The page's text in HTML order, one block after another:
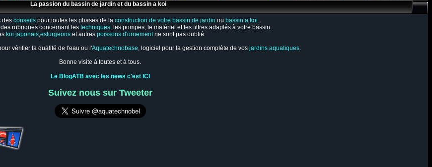
La passion du bassin de jardin et du bassin a koi
des conseilspour toutes les phases de la construction de votre bassin de jardin ou bassin a koi.
rubriques concernant les techniques, les pompes, le matériel et les filtres adaptés à votre bassin.
koi japonais,esturgeons et autres poissons d'ornementne sont pas oublié.
vérifier la qualité de l'eau ou l'Aquatechnobase, logiciel pour la gestion complète de vos jardins aquatiques.
Bonne visite à toutes et à tous.
Le BlogATB avec les news c'est ICI
Suivez nous sur Tweeter